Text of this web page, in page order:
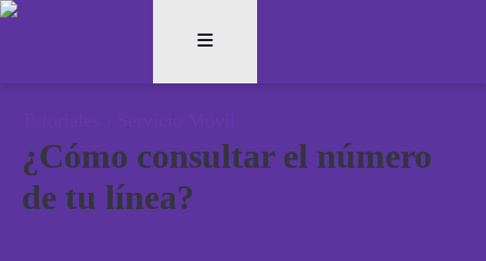
¿Cómo consultar el número
de tu línea?